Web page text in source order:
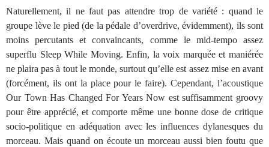
Naturellement, il ne faut pas attendre trop de variété : quand le
groupe lève le pied (de la pédale d’overdrive, évidemment), ils sont
moins percutants et convaincants, comme le mid-tempo assez
superflu Sleep While Moving. Enfin, la voix marquée et maniérée
ne plaira pas à tout le monde, surtout qu’elle est assez mise en avant
(forcément, ils ont la place pour le faire). Cependant, l’acoustique
Our Town Has Changed For Years Now est suffisamment groovy
pour être apprécié, et comporte même une bonne dose de critique
socio-politique en adéquation avec les influences dylanesques du
morceau. Mais quand on écoute un morceau aussi bien foutu que